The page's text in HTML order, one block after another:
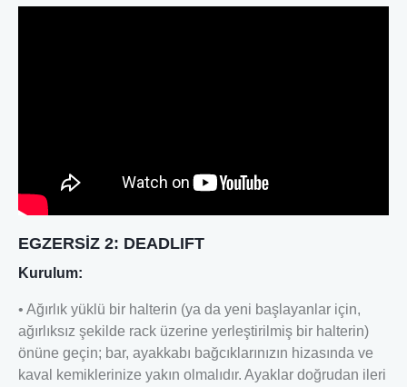
EGZERSİZ 2: DEADLIFT
Kurulum:
• Ağırlık yüklü bir halterin (ya da yeni başlayanlar için,
ağırlıksız şekilde rack üzerine yerleştirilmiş bir halterin)
önüne geçin; bar, ayakkabı bağcıklarınızın hizasında ve
kaval kemiklerinize yakın olmalıdır. Ayaklar doğrudan ileri